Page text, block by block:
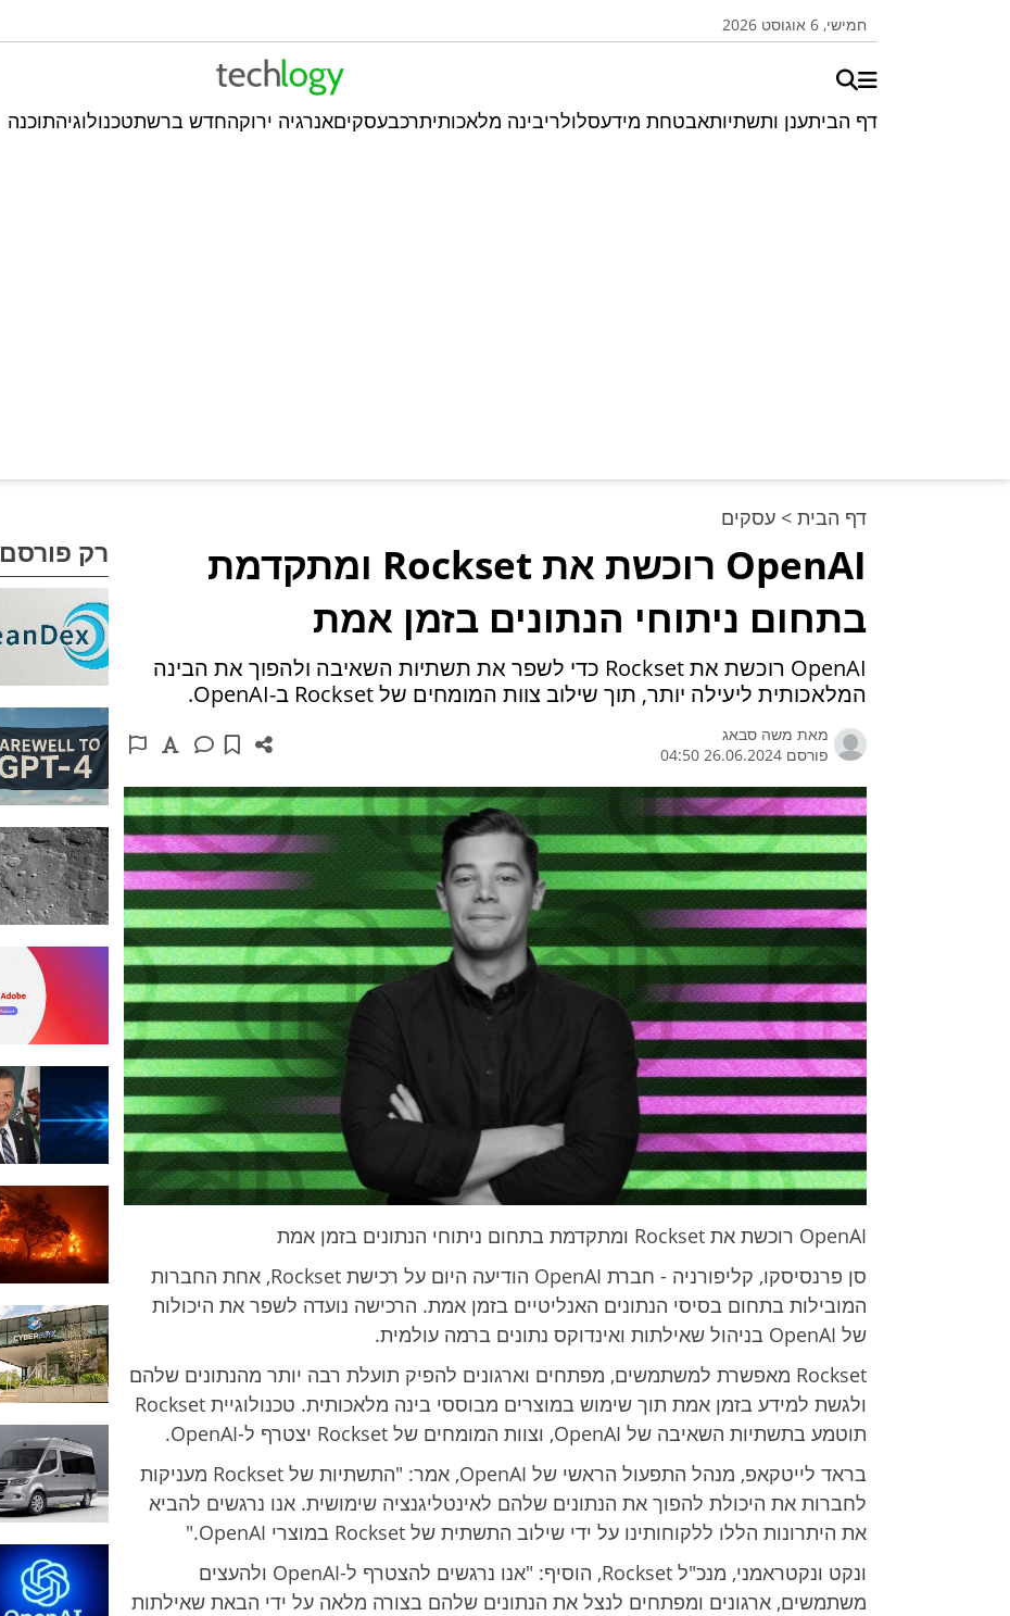
חמישי, 6 אוגוסט 2026
דף הביתענן ותשתיותאבטחת מידעסלולריבינה מלאכותיתרכבעסקיםאנרגיה ירוקהחדש ברשתטכנולוגיהתוכנה
דף הבית > עסקים
OpenAI רוכשת את Rockset ומתקדמת
בתחום ניתוחי הנתונים בזמן אמת
OpenAI רוכשת את Rockset כדי לשפר את תשתיות השאיבה ולהפוך את הבינה
המלאכותית ליעילה יותר, תוך שילוב צוות המומחים של Rockset ב-OpenAI.
מאת משה סבאג
פורסם 26.06.2024 04:50
Lightcap
OpenAI רוכשת את Rockset ומתקדמת בתחום ניתוחי הנתונים בזמן אמת
סן פרנסיסקו, קליפורניה - חברת OpenAI הודיעה היום על רכישת Rockset, אחת החברות
המובילות בתחום בסיסי הנתונים האנליטיים בזמן אמת. הרכישה נועדה לשפר את היכולות
של OpenAI בניהול שאילתות ואינדוקס נתונים ברמה עולמית.
Rockset מאפשרת למשתמשים, מפתחים וארגונים להפיק תועלת רבה יותר מהנתונים שלהם
ולגשת למידע בזמן אמת תוך שימוש במוצרים מבוססי בינה מלאכותית. טכנולוגיית Rockset
תוטמע בתשתיות השאיבה של OpenAI, וצוות המומחים של Rockset יצטרף ל-OpenAI.
בראד לייטקאפ, מנהל התפעול הראשי של OpenAI, אמר: "התשתיות של Rockset מעניקות
לחברות את היכולת להפוך את הנתונים שלהם לאינטליגנציה שימושית. אנו נרגשים להביא
את היתרונות הללו ללקוחותינו על ידי שילוב התשתית של Rockset במוצרי OpenAI."
ונקט ונקטראמני, מנכ"ל Rockset, הוסיף: "אנו נרגשים להצטרף ל-OpenAI ולהעצים
משתמשים, ארגונים ומפתחים לנצל את הנתונים שלהם בצורה מלאה על ידי הבאת שאילתות
רק פורסם